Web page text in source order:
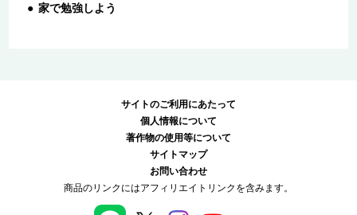
家で勉強しよう
サイトのご利用にあたって
個人情報について
著作物の使用等について
サイトマップ
お問い合わせ
商品のリンクにはアフィリエイトリンクを含みます。